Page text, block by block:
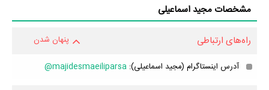
مشخصات مجید اسماعیلی
راه‌های ارتباطی پنهان شدن
آدرس اینستاگرام (مجید اسماعیلی): majidesmaeiliparsa@